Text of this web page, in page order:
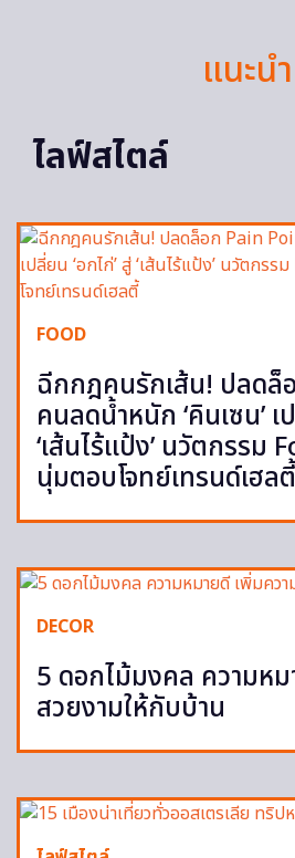
แนะนำ
ไลฟ์สไตล์
FOOD
ฉีกกฎคนรักเส้น! ปลดล็
คนลดน้ำหนัก ‘คินเซน’ เ
‘เส้นไร้แป้ง’ นวัตกรรม
นุ่มตอบโจทย์เทรนด์เฮลตี้
DECOR
5 ดอกไม้มงคล ความห
สวยงามให้กับบ้าน